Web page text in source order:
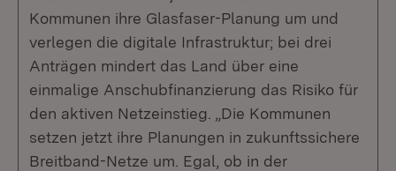
Kommunen ihre Glasfaser-Planung um und
verlegen die digitale Infrastruktur; bei drei
Anträgen mindert das Land über eine
einmalige Anschubfinanzierung das Risiko für
den aktiven Netzeinstieg. „Die Kommunen
setzen jetzt ihre Planungen in zukunftssichere
Breitband-Netze um. Egal, ob in der